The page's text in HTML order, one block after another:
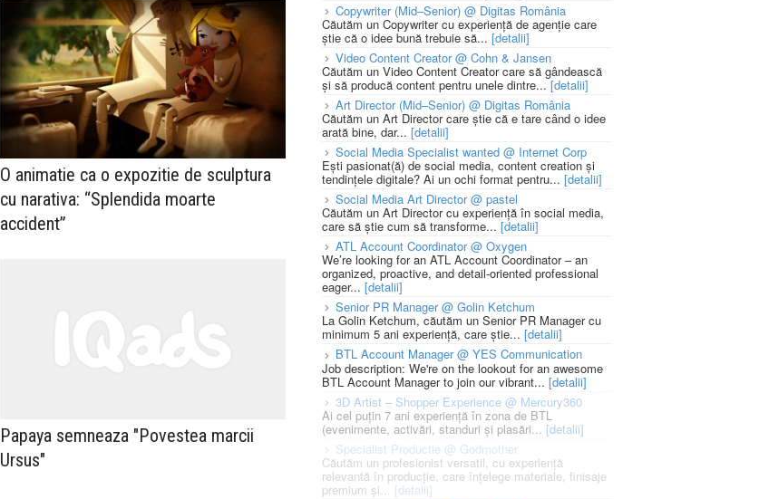
O animatie ca o expozitie de sculptura
cu narativa: “Splendida moarte
accident”
Papaya semneaza "Povestea marcii
Ursus"
Copywriter (Mid–Senior) @ Digitas România
Căutăm un Copywriter cu experiență de agenție care
știe că o idee bună trebuie să... [detalii]
Video Content Creator @ Cohn & Jansen
Căutăm un Video Content Creator care să gândească
și să producă content pentru unele dintre...[detalii]
Art Director (Mid–Senior) @ Digitas România
Căutăm un Art Director care știe că e tare când o idee
arată bine, dar... [detalii]
Social Media Specialist wanted @ Internet Corp
Ești pasionat(ă) de social media, content creation și
tendințele digitale? Ai un ochi format pentru... [detalii]
Social Media Art Director @ pastel
Căutăm un Art Director cu experiență în social media,
care să știe cum să transforme... [detalii]
ATL Account Coordinator @ Oxygen
We’re looking for an ATL Account Coordinator – an
organized, proactive, and detail-oriented professional
eager... [detalii]
Senior PR Manager @ Golin Ketchum
La Golin Ketchum, căutăm un Senior PR Manager cu
minimum 5 ani experiență, care știe... [detalii]
BTL Account Manager @ YES Communication
Job description: We're on the lookout for an awesome
BTL Account Manager to join our vibrant... [detalii]
3D Artist – Shopper Experience @ Mercury360
Ai cel puțin 7 ani experiență în zona de BTL
(evenimente, activări, standuri și plasări... [detalii]
Specialist Productie @ Godmother
Căutăm un profesionist versatil, cu experiență
relevantă în producție, care înțelege materiale, finisaje
premium și... [detalii]